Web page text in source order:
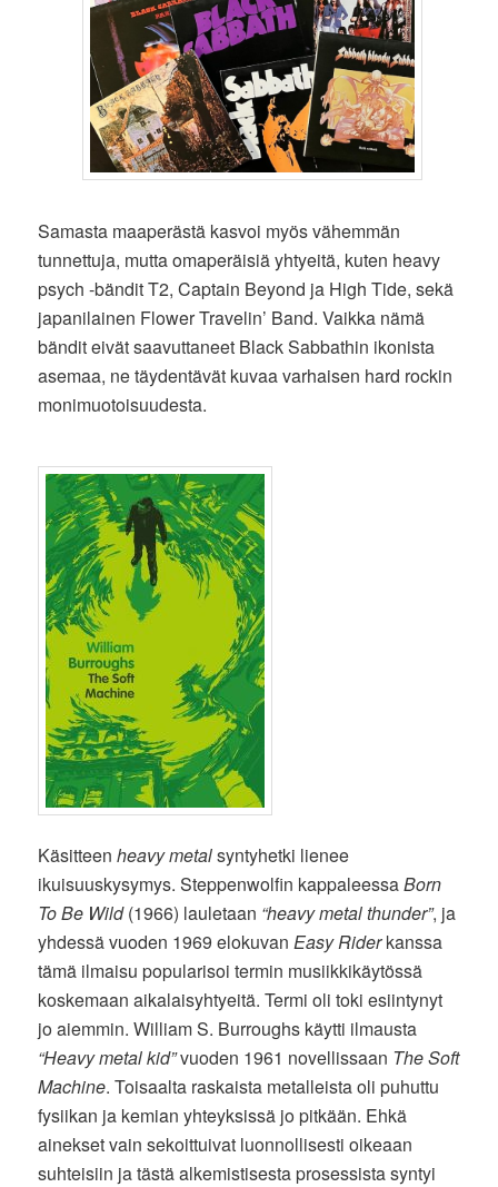
Samasta maaperästä kasvoi myös vähemmän
tunnettuja, mutta omaperäisiä yhtyeitä, kuten heavy
psych -bändit T2, Captain Beyond ja High Tide, sekä
japanilainen Flower Travelin’ Band. Vaikka nämä
bändit eivät saavuttaneet Black Sabbathin ikonista
asemaa, ne täydentävät kuvaa varhaisen hard rockin
monimuotoisuudesta.
Käsitteenheavy metalsyntyhetki lienee
ikuisuuskysymys. Steppenwolfin kappaleessaBorn
To Be Wild(1966) lauletaan “heavy metal thunder”, ja
yhdessä vuoden 1969 elokuvanEasy Riderkanssa
tämä ilmaisu popularisoi termin musiikkikäytössä
koskemaan aikalaisyhtyeitä. Termi oli toki esiintynyt
jo aiemmin. William S. Burroughs käytti ilmausta
“Heavy metal kid”vuoden 1961 novellissaan The Soft
Machine. Toisaalta raskaista metalleista oli puhuttu
fysiikan ja kemian yhteyksissä jo pitkään. Ehkä
ainekset vain sekoittuivat luonnollisesti oikeaan
suhteisiin ja tästä alkemistisesta prosessista syntyi